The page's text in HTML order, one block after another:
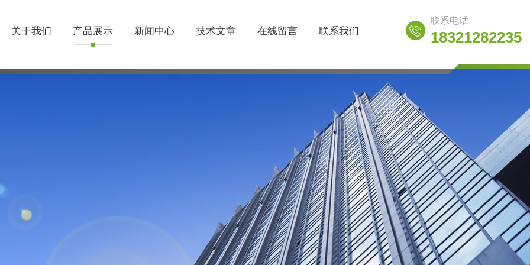
关于我们 产品展示 新闻中心 技术文章 在线留言 联系我们
联系电话
18321282235